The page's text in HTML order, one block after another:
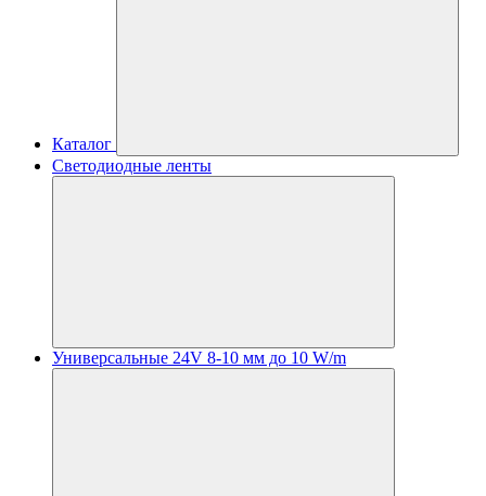
Каталог
Светодиодные ленты
Универсальные 24V 8-10 мм до 10 W/m